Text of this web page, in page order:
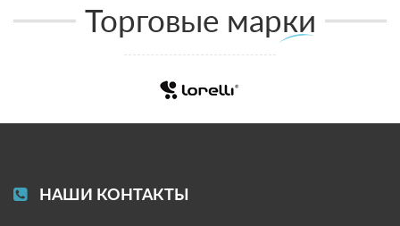
Торговые марки
НАШИ КОНТАКТЫ